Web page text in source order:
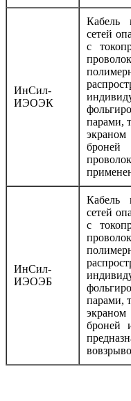
ИнСил-
ИЭОЭК
Кабель
сетей
с
парами,
экраном
ИнСил-
ИЭОЭБ
Кабель
сетей
с
парами,
экраном
броней